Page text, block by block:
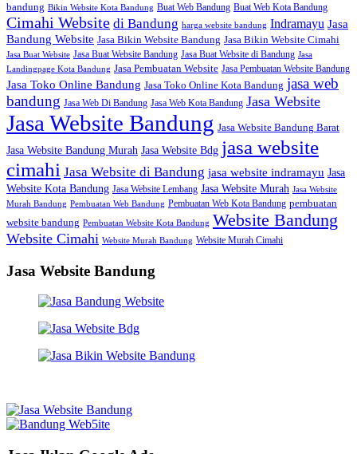
bandung Bikin Website Kota Bandung Buat Web Bandung Buat Web Kota Bandung
Cimahi Website di Bandung harga website bandung Indramayu Jasa
Bandung Website Jasa Bikin Website Bandung Jasa Bikin Website Cimahi
Jasa Buat Website Jasa Buat Website Bandung Jasa Buat Website di Bandung Jasa
Landingpage Kota Bandung Jasa Pembuatan Website Jasa Pembuatan Website Bandung
Jasa Toko Online Bandung Jasa Toko Online Kota Bandung jasa web
bandung Jasa Web Di Bandung Jasa Web Kota Bandung Jasa Website
Jasa Website Bandung Jasa Website Bandung Barat
Jasa Website Bandung Murah Jasa Website Bdg jasa website
cimahi Jasa Website di Bandung jasa website indramayu Jasa
Website Kota Bandung Jasa Website Lembang Jasa Website Murah Jasa Website
Murah Bandung Pembuatan Web Bandung Pembuatan Web Kota Bandung pembuatan
website bandung Pembuatan Website Kota Bandung Website Bandung
Website Cimahi Website Murah Bandung Website Murah Cimahi
Jasa Website Bandung